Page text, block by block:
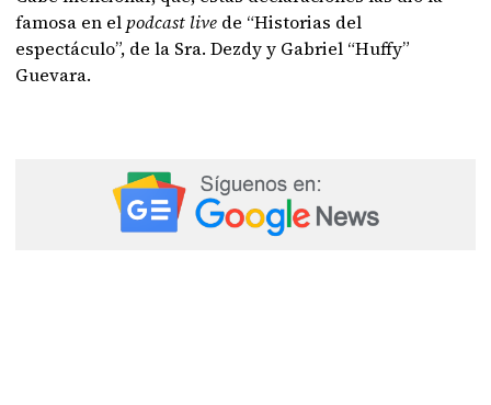
famosa en el podcast live de “Historias del
espectáculo”, de la Sra. Dezdy y Gabriel “Huffy”
Guevara.